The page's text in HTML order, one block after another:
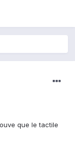
que le tactile